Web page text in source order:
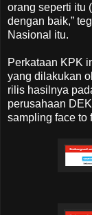
orang seperti itu
dengan baik,”
Nasional itu.
Perkataan KPK
yang dilakukan
rilis hasilnya
perusahaan
sampling face to